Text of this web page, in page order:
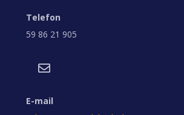
Telefon
59 86 21 905
E-mail